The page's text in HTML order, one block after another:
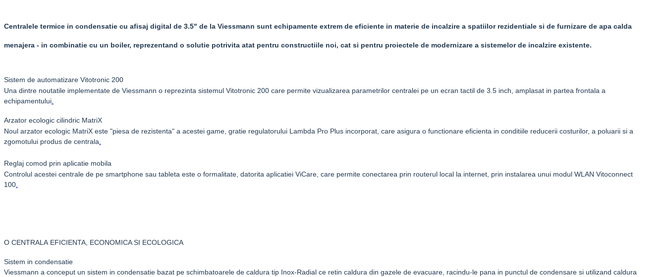
Centralele termice in condensatie cu afisaj digital de 3.5" de la Viessmann sunt echipamente extrem de eficiente in materie de incalzire a spatiilor rezidentiale si de furnizare de apa calda
menajera - in combinatie cu un boiler, reprezentand o solutie potrivita atat pentru constructiile noi, cat si pentru proiectele de modernizare a sistemelor de incalzire existente.
Sistem de automatizare Vitotronic 200
Una dintre noutatile implementate de Viessmann o reprezinta sistemul Vitotronic 200 care permite vizualizarea parametrilor centralei pe un ecran tactil de 3.5 inch, amplasat in partea frontala a
echipamentului
Arzator ecologic cilindric MatriX
Noul arzator ecologic MatriX este "piesa de rezistenta" a acestei game, gratie regulatorului Lambda Pro Plus incorporat, care asigura o functionare eficienta in conditiile reducerii costurilor, a poluarii si a
zgomotului produs de centrala
Reglaj comod prin aplicatie mobila
Controlul acestei centrale de pe smartphone sau tableta este o formalitate, datorita aplicatiei ViCare , care permite conectarea prin routerul local la internet, prin instalarea unui modul WLAN Vitoconnect
100
O CENTRALA EFICIENTA, ECONOMICA SI ECOLOGICA
Sistem in condensatie
Viessmann a conceput un sistem in condensatie bazat pe schimbatoarele de caldura tip Inox-Radial ce retin caldura din gazele de evacuare, racindu-le pana in punctul de condensare si utilizand caldura